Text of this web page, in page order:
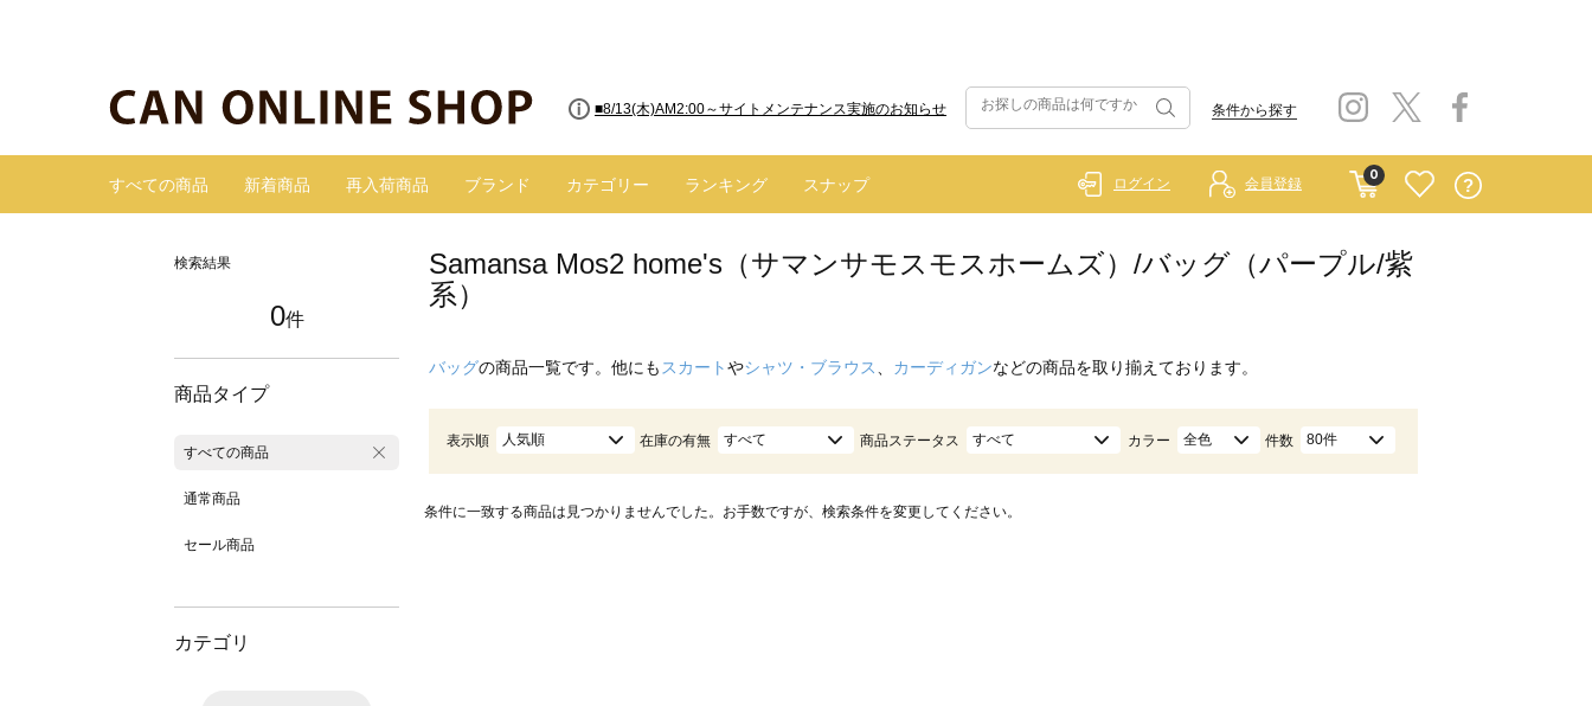
■8/13(木)AM2:00～サイトメンテナンス実施のお知らせ 条件から探す
すべての商品 新着商品 再入荷商品 ブランド カテゴリー ランキング スナップ
0
ログイン 会員登録
検索結果
0件
商品タイプ
すべての商品
通常商品
セール商品
カテゴリ
Samansa Mos2 home's（サマンサモスモスホームズ）/バッグ（パープル/紫
系）
バッグの商品一覧です。他にも スカートやシャツ・ブラウス カーディガンなどの商品を取り揃えております。
表示順 人気順 在庫の有無 すべて 商品ステータス すべて カラー 全色 件数 80件
条件に一致する商品は見つかりませんでした。お手数ですが、検索条件を変更してください。